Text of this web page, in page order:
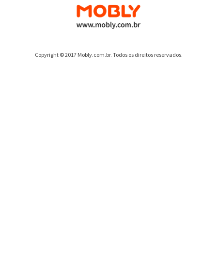
Copyright © 2017 Mobly.com.br. Todos os direitos reservados.